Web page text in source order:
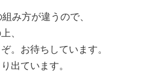
み方が違うので、
、
。お待ちしています。
出ています。